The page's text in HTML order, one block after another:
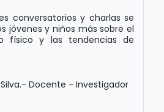
conversatorios y charlas se
jóvenes y niños más sobre el
físico y las tendencias de
Docente - Investigador